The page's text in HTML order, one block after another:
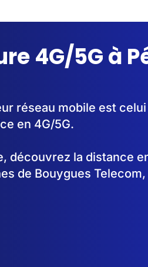
4G/5G à
réseau mobile est
en 4G/5G.
découvrez la distance
de Bouygues